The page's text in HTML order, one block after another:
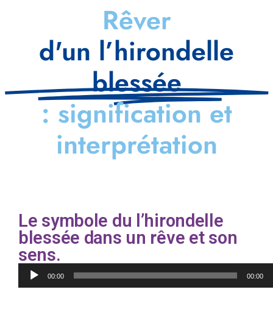
Rêver
d'un l’hirondelle
blessée
: signification et
interprétation
Le symbole du l’hirondelle
blessée dans un rêve et son
sens.
Lecteur
audio00:00 00:00